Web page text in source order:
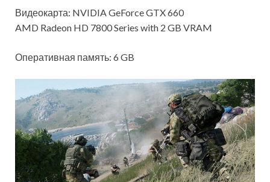
Видеокарта: NVIDIA GeForce GTX 660
AMD Radeon HD 7800 Series with 2 GB VRAM
Оперативная память: 6 GB